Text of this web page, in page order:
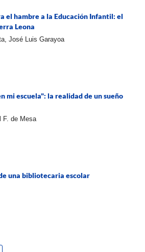
el hambre a la Educación Infantil: el
Leona
José Luis Garayoa
mi escuela": la realidad de un sueño
F. de Mesa
una bibliotecaria escolar